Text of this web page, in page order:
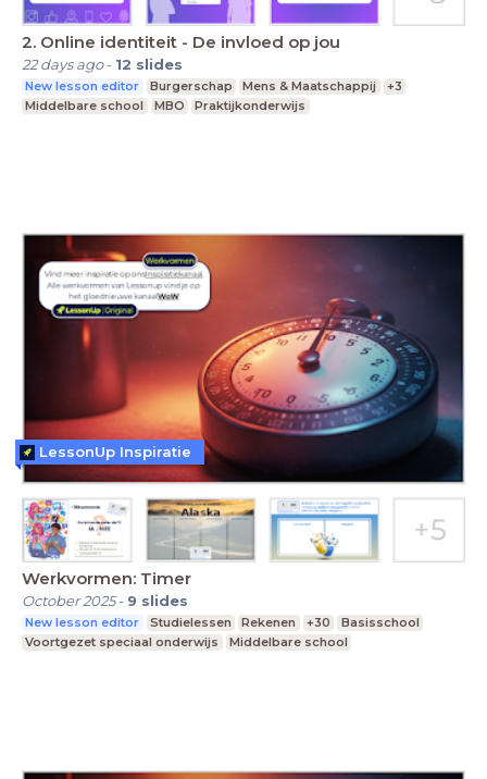
2. Online identiteit - De invloed op jou
22 days ago- 12 slides
New lesson editor Burgerschap Mens & Maatschappij
+3
Middelbare school
MBO Praktijkonderwijs
Werkvormen: Timer
October 2025- 9 slides
New lesson editor Studielessen Rekenen +30
Basisschool
Voortgezet speciaal onderwijs
Middelbare school
LessonUp Inspiratie